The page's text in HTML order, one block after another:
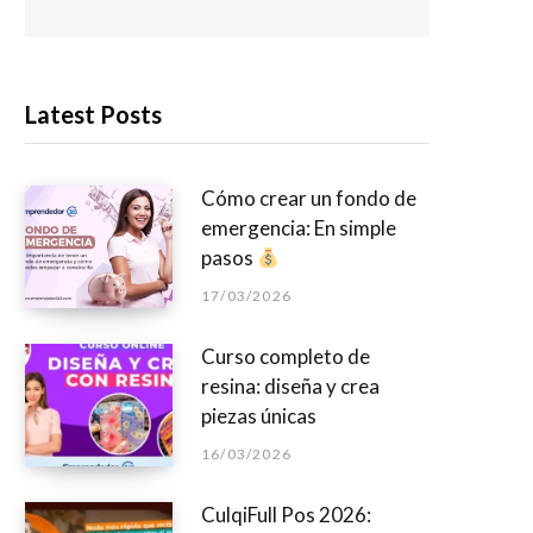
Latest Posts
Cómo crear un fondo de
emergencia: En simple
pasos
17/03/2026
Curso completo de
resina: diseña y crea
piezas únicas
16/03/2026
CulqiFull Pos 2026: